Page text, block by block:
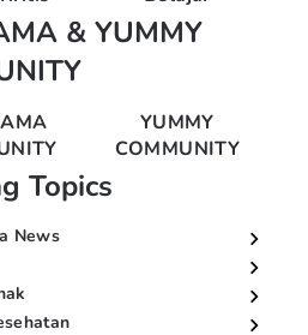
& YUMMY
YUMMY
COMMUNITY
Topics
News